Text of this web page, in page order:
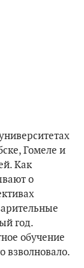
Гомеле и
Как
о
год.
обучение
взволновало.